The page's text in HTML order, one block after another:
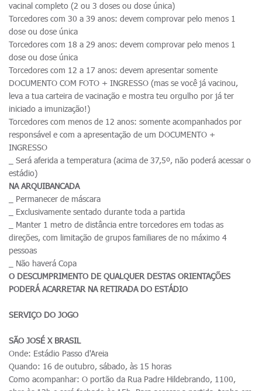
vacinal completo (2 ou 3 doses ou dose única)
Torcedores com 30 a 39 anos: devem comprovar pelo menos 1
dose ou dose única
Torcedores com 18 a 29 anos: devem comprovar pelo menos 1
dose ou dose única
Torcedores com 12 a 17 anos: devem apresentar somente
DOCUMENTO COM FOTO + INGRESSO (mas se você já vacinou,
leva a tua carteira de vacinação e mostra teu orgulho por já ter
iniciado a imunização!)
Torcedores com menos de 12 anos: somente acompanhados por
responsável e com a apresentação de um DOCUMENTO +
INGRESSO
_ Será aferida a temperatura (acima de 37,5º, não poderá acessar o
estádio)
NA ARQUIBANCADA
_ Permanecer de máscara
_ Exclusivamente sentado durante toda a partida
_ Manter 1 metro de distância entre torcedores em todas as
direções, com limitação de grupos familiares de no máximo 4
pessoas
_ Não haverá Copa
O DESCUMPRIMENTO DE QUALQUER DESTAS ORIENTAÇÕES
PODERÁ ACARRETAR NA RETIRADA DO ESTÁDIO
SERVIÇO DO JOGO
SÃO JOSÉ X BRASIL
Onde: Estádio Passo d'Areia
Quando: 16 de outubro, sábado, às 15 horas
Como acompanhar: O portão da Rua Padre Hildebrando, 1100,